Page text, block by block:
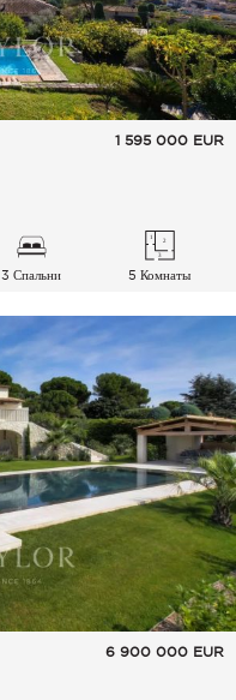
1 595 000 EUR
3 Спальни 5 Комнаты
6 900 000 EUR